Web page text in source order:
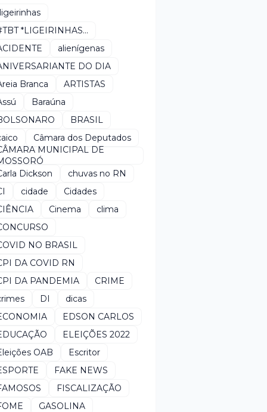
*LIGEIRINHAS...
alienígenas
DO DIA
Branca
ARTISTAS
Baraúna
BRASIL
Câmara dos Deputados
MUNICIPAL DE
Dickson
chuvas no RN
cidade
Cidades
Cinema
clima
NO BRASIL
DA COVID RN
DA PANDEMIA
CRIME
DI
dicas
EDSON CARLOS
ELEIÇÕES 2022
OAB
Escritor
FAKE NEWS
FISCALIZAÇÃO
GASOLINA